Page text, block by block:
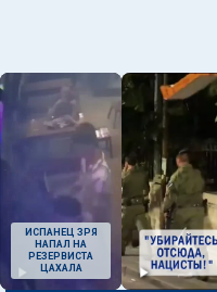
ИСПАНЕЦ ЗРЯ
НАПАЛ НА
РЕЗЕРВИСТА
ЦАХАЛА